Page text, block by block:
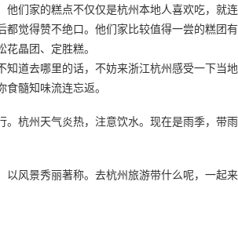
他们家的糕点不仅仅是杭州本地人喜欢吃，就连
都觉得赞不绝口。他们家比较值得一尝的糕团有
晶团、定胜糕。
知道去哪里的话，不妨来浙江杭州感受一下当地
髓知味流连忘返。
。杭州天气炎热，注意饮水。现在是雨季，带雨
以风景秀丽著称。去杭州旅游带什么呢，一起来